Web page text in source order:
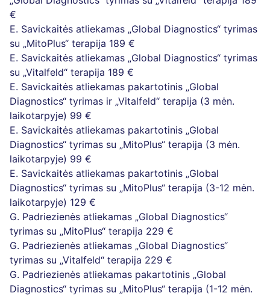
€
E. Savickaitės atliekamas „Global Diagnostics“ tyrimas
su „MitoPlus“ terapija 189 €
E. Savickaitės atliekamas „Global Diagnostics“ tyrimas
su „Vitalfeld“ terapija 189 €
E. Savickaitės atliekamas pakartotinis „Global
Diagnostics“ tyrimas ir „Vitalfeld“ terapija (3 mėn.
laikotarpyje) 99 €
E. Savickaitės atliekamas pakartotinis „Global
Diagnostics“ tyrimas su „MitoPlus“ terapija (3 mėn.
laikotarpyje) 99 €
E. Savickaitės atliekamas pakartotinis „Global
Diagnostics“ tyrimas su „MitoPlus“ terapija (3-12 mėn.
laikotarpyje) 129 €
G. Padriezienės atliekamas „Global Diagnostics“
tyrimas su „MitoPlus“ terapija 229 €
G. Padriezienės atliekamas „Global Diagnostics“
tyrimas su „Vitalfeld“ terapija 229 €
G. Padriezienės atliekamas pakartotinis „Global
Diagnostics“ tyrimas su „MitoPlus“ terapija (1-12 mėn.